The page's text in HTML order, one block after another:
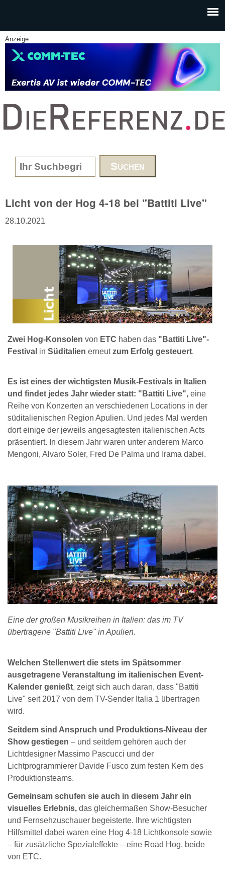
Anzeige
www.DieReferenz.de
Search form
Licht von der Hog 4-18 bei "Battiti Live"
28.10.2021
Zwei Hog-Konsolen von ETC haben das "Battiti Live"-
Festival in Süditalien erneutzum Erfolg gesteuert.
Es ist eines der wichtigsten Musik-Festivals in Italien
und findet jedes Jahr wieder statt: "Battiti Live", eine
Reihe von Konzerten an verschiedenen Locations in der
süditalienischen Region Apulien. Und jedes Mal werden
dort einige der jeweils angesagtesten italienischen Acts
präsentiert. In diesem Jahr waren unter anderem Marco
Mengoni, Alvaro Soler, Fred De Palma und Irama dabei.
Eine der großen Musikreihen in Italien: das im TV
übertragene "Battiti Live" in Apulien.
Welchen Stellenwert die stets im Spätsommer
ausgetragene Veranstaltung im italienischen Event-
Kalender genießt, zeigt sich auch daran, dass "Battiti
Live" seit 2017 von dem TV-Sender Italia 1 übertragen
wird.
Seitdem sind Anspruch und Produktions-Niveau der
Show gestiegen – und seitdem gehören auch der
Lichtdesigner Massimo Pascucci und der
Lichtprogrammierer Davide Fusco zum festen Kern des
Produktionsteams.
Gemeinsam schufen sie auch in diesem Jahr ein
visuelles Erlebnis, das gleichermaßen Show-Besucher
und Fernsehzuschauer begeisterte. Ihre wichtigsten
Hilfsmittel dabei waren eine Hog 4-18 Lichtkonsole sowie
– für zusätzliche Spezialeffekte – eine Road Hog, beide
von ETC.